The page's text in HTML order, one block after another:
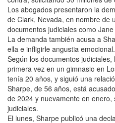
Los abogados presentaron la
de Clark, Nevada, en nombre de
documentos judiciales como Jane
La demanda también acusa a
ella e infligirle angustia emocional.
Según los documentos
primera vez en un gimnasio en
tenía 20 años, y siguió una
Sharpe, de 56 años, está
de 2024 y nuevamente en
judiciales.
El lunes, Sharpe publicó una